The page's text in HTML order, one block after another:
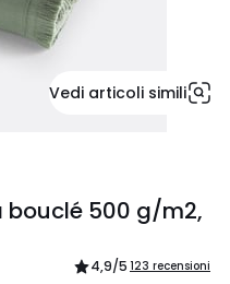
Vedi articoli simili
500 g/m2,
4,9/5 123 recensioni